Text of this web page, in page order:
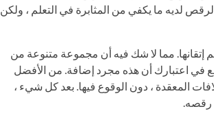
لديه ما يكفي من المثابرة في التعلم ، ولكن
مما لا شك فيه أن مجموعة متنوعة من
في اعتبارك أن هذه مجرد إضافة. من الأفضل
المعقدة ، دون الوقوع فيها. بعد كل شيء ،
رقصه.